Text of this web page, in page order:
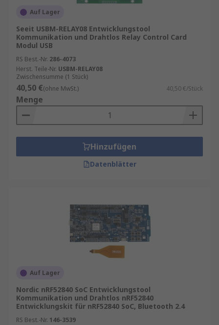
Auf Lager
Seeit USBM-RELAY08 Entwicklungstool
Kommunikation und Drahtlos Relay Control Card
Modul USB
RS Best.-Nr. 286-4073
Herst. Teile-Nr. USBM-RELAY08
Zwischensumme (1 Stück)
40,50 €(ohne MwSt.) 40,50 €/Stück
Menge
Hinzufügen
Datenblätter
Auf Lager
Nordic nRF52840 SoC Entwicklungstool
Kommunikation und Drahtlos nRF52840
Entwicklungskit für nRF52840 SoC, Bluetooth 2.4
RS Best.-Nr. 146-3539